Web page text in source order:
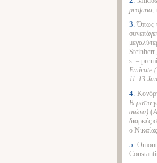
profana,
3.Όπως
s. –
Emirate
11-13
4.
Βεράτια
αιώνα)
διαρκές
ο
5.